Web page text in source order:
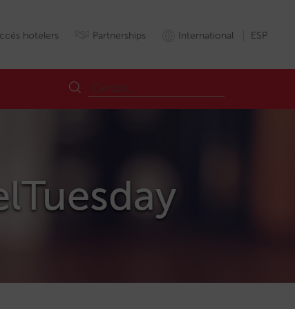
hotelers Partnerships International ESP